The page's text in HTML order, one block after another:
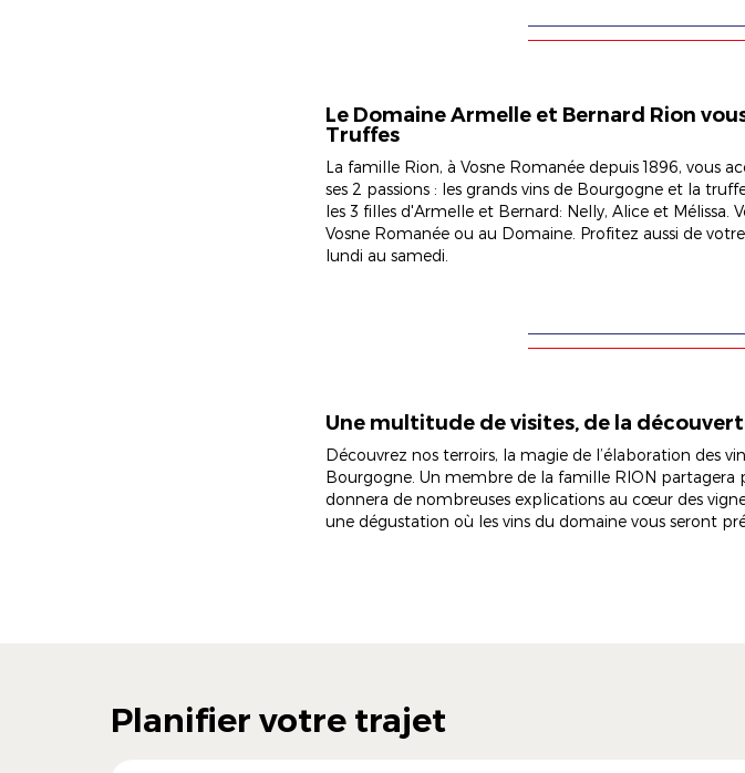
Le Domaine Armelle et Bernard Rion
Truffes
La famille Rion, à Vosne Romanée depuis 1896, vous
ses 2 passions : les grands vins de Bourgogne et la
les 3 filles d'Armelle et Bernard: Nelly, Alice et Mélissa.
Vosne Romanée ou au Domaine. Profitez aussi de
lundi au samedi.
Une multitude de visites, de la
Découvrez nos terroirs, la magie de l’élaboration des
Bourgogne. Un membre de la famille RION partagera
donnera de nombreuses explications au cœur des
une dégustation où les vins du domaine vous seront
Planifier votre trajet